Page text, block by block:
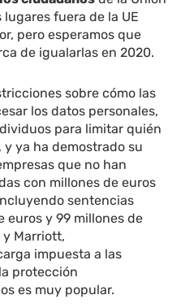
fuera de la UE
pero esperamos que
de igualarlas en 2020.
sobre cómo las
los datos personales,
para limitar quién
ya ha demostrado su
que no han
con millones de euros
sentencias
euros y 99 millones de
y Marriott,
impuesta a las
protección
es muy popular.